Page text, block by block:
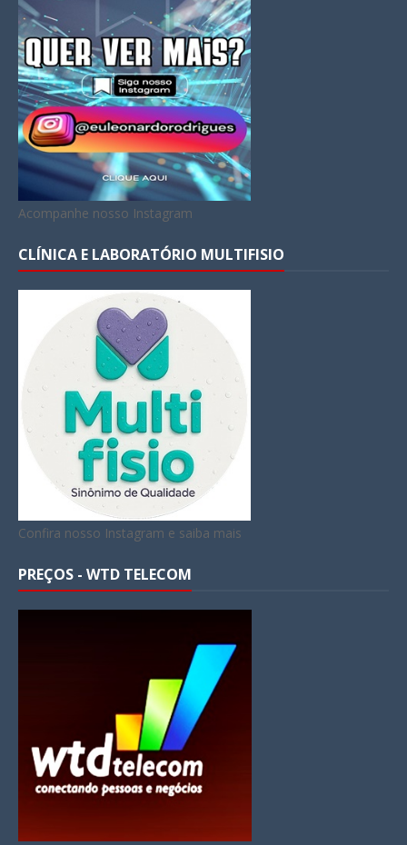
Acompanhe nosso Instagram
CLÍNICA E LABORATÓRIO MULTIFISIO
Confira nosso Instagram e saiba mais
PREÇOS - WTD TELECOM